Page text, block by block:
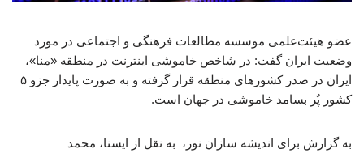
عضو هیئت‌علمی موسسه مطالعات فرهنگی و اجتماعی در مورد
وضعیت ایران گفت: در شاخص خاموشی اینترنت در منطقه «منا»،
ایران در صدر کشورهای منطقه قرار گرفته و به صورت پایدار جزو ۵
کشور پٌر بسامد خاموشی در جهان است.
به گزارش برای اندیشه سازان نور، به نقل از ایسنا، محمد